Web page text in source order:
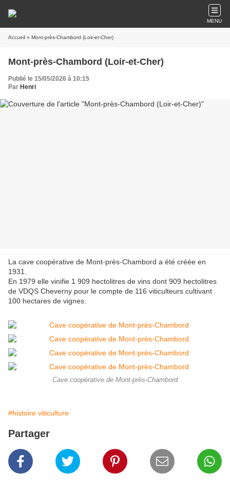
MENU
Accueil » Mont-près-Chambord (Loir-et-Cher)
Mont-près-Chambord (Loir-et-Cher)
Publié le 15/05/2026 à 10:15
Par Henri
La cave coopérative de Mont-près-Chambord a été créée en
1931.
En 1979 elle vinifie 1 909 hectolitres de vins dont 909 hectolitres
de VDQS Cheverny pour le compte de 116 viticulteurs cultivant
100 hectares de vignes.
Cave coopérative de Mont-près-Chambord
#histoire viticulture
Partager